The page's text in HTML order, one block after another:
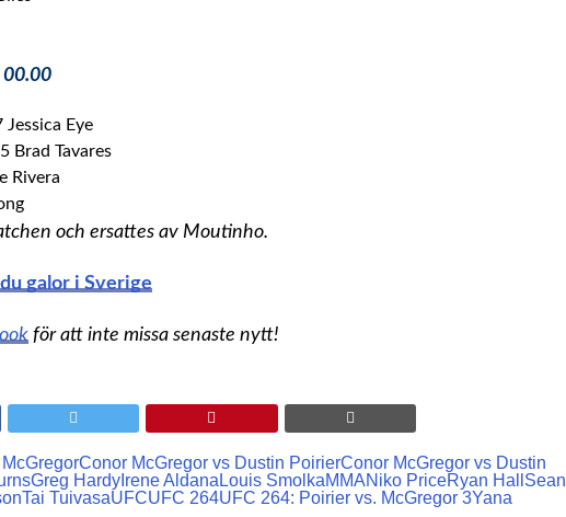
00.00
Eye
Brad Tavares
Rivera
och ersattes av Moutinho.
galor i Sverige
för att inte missa senaste nytt!
Conor McGregor vs Dustin PoirierConor McGregor vs Dustin
Greg Hardy Irene Aldana Louis SmolkaMMANiko PriceRyan Hall Sean
Tai TuivasaUFCUFC 264UFC 264: Poirier vs. McGregor 3Yana